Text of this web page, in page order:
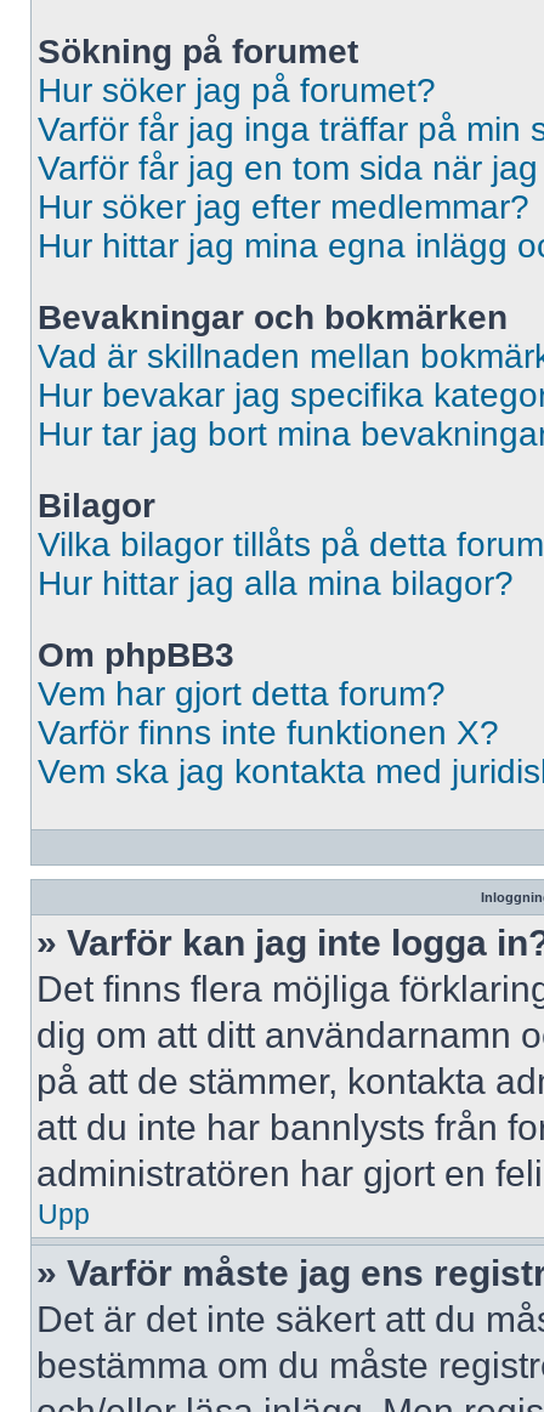
Sökning på forumet
Hur söker jag på forumet?
Varför får jag inga träffar på min
Varför får jag en tom sida när
Hur söker jag efter medlemmar?
Hur hittar jag mina egna inlägg
Bevakningar och bokmärken
Vad är skillnaden mellan
Hur bevakar jag specifika
Hur tar jag bort mina
Bilagor
Vilka bilagor tillåts på detta
Hur hittar jag alla mina bilagor?
Om phpBB3
Vem har gjort detta forum?
Varför finns inte funktionen X?
Vem ska jag kontakta med
» Varför kan jag inte logga
Det finns flera möjliga
dig om att ditt användarnamn
på att de stämmer, kontakta
att du inte har bannlysts från
administratören har gjort en
Upp
» Varför måste jag ens
Det är det inte säkert att du
bestämma om du måste